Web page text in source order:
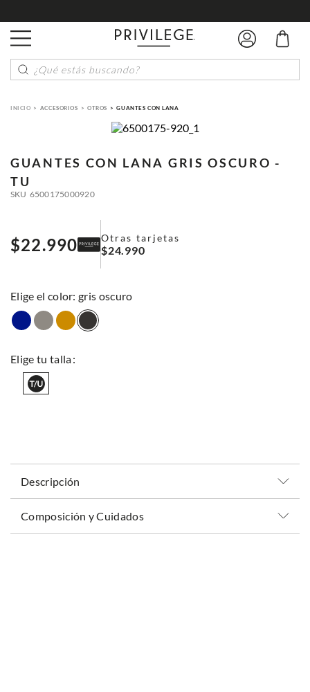
¿Qué estás buscando?
ACCESORIOS OTROS GUANTES CON LANA
GUANTES CON LANA GRIS OSCURO -
TU
SKU 6500175000920
$22.990 Otras tarjetas
$24.990
: gris oscuro
Descripción
Composición y Cuidados